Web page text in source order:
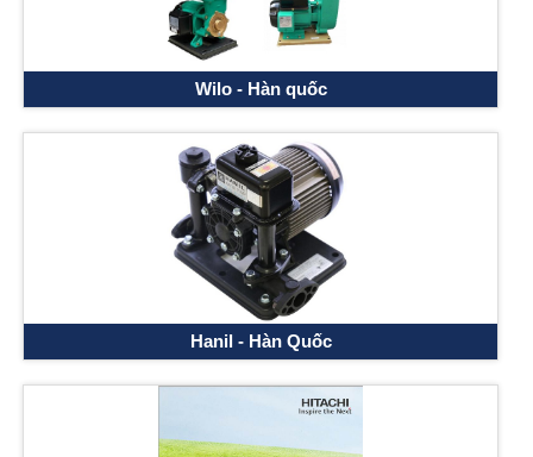
Hàn Quốc,Việt Nam,Trung Qu
,Hitachi, Wilo,Hanil
,...Đầy đủ các loại từ giá rẻ cho đến hàng cao cấp. hãy
liên hệ ngay để nhận được tư vấn tốt nhất.
Wilo - Hàn quốc
Hanil - Hàn Quốc